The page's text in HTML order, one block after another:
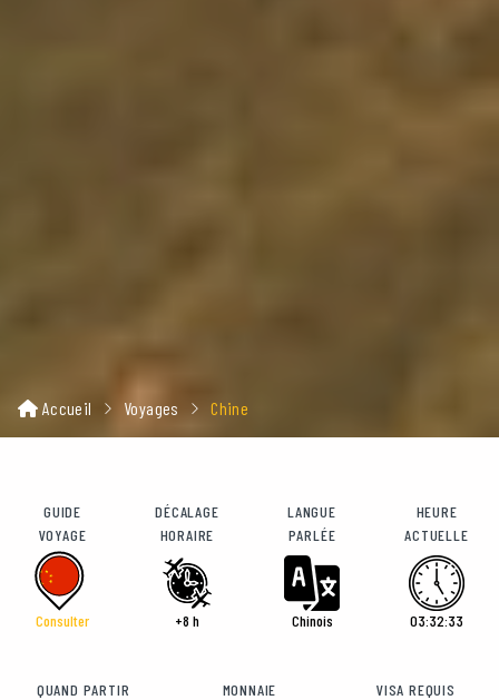
Accueil Voyages Chine
GUIDE
VOYAGE
Consulter
DÉCALAGE
HORAIRE
+8 h
LANGUE
PARLÉE
Chinois
HEURE
ACTUELLE
03:32:34
QUAND PARTIR MONNAIE VISA REQUIS